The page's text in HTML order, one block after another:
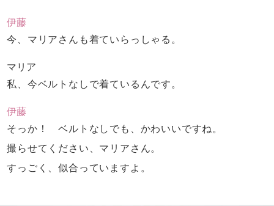
伊藤
今、マリアさんも着ていらっしゃる。
マリア
私、今ベルトなしで着ているんです。
伊藤
そっか！ ベルトなしでも、かわいいですね。
撮らせてください、マリアさん。
すっごく、似合っていますよ。